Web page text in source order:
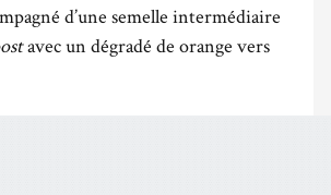
d’une semelle intermédiaire
avec un dégradé de orange vers